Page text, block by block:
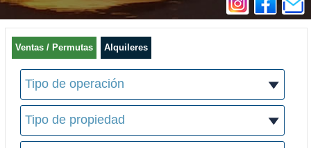
Ventas / Permutas Alquileres